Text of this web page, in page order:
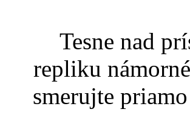
Tesne nad
repliku
smerujte